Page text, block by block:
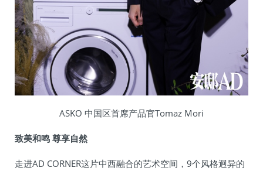
ASKO 中国区首席产品官Tomaz Mori
致美和鸣 尊享自然
走进AD CORNER这片中西融合的艺术空间，9个风格迥异的